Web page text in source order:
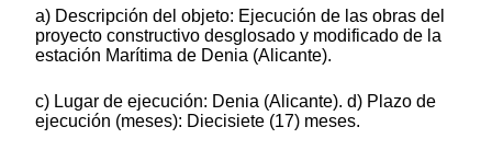
a) Descripción del objeto: Ejecución de las obras del
proyecto constructivo desglosado y modificado de la
estación Marítima de Denia (Alicante).
c) Lugar de ejecución: Denia (Alicante). d) Plazo de
ejecución (meses): Diecisiete (17) meses.